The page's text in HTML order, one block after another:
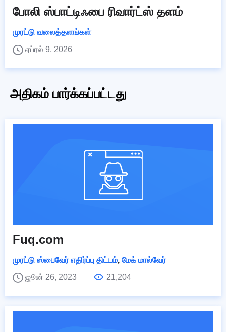
போலி ஸ்பாட்டிஃபை ரிவார்ட்ஸ் தளம்
முரட்டு வலைத்தளங்கள்
ஏப்ரல் 9, 2026
அதிகம் பார்க்கப்பட்டது
Fuq.com
முரட்டு ஸ்பைவேர் எதிர்ப்பு திட்டம், மேக் மால்வேர்
ஜூன் 26, 2023
21,204